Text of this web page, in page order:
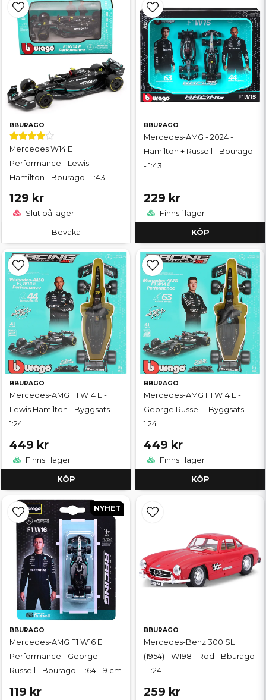
BBURAGO
Mercedes W14 E
Performance - Lewis
Hamilton - Bburago - 1:43
129 kr
Slut på lager
Bevaka
BBURAGO
Mercedes-AMG - 2024 -
Hamilton + Russell - Bburago
- 1:43
229 kr
Finns i lager
KÖP
BBURAGO
Mercedes-AMG F1 W14 E -
Lewis Hamilton - Byggsats -
1:24
449 kr
Finns i lager
KÖP
BBURAGO
Mercedes-AMG F1 W14 E -
George Russell - Byggsats -
1:24
449 kr
Finns i lager
KÖP
BBURAGO
Mercedes-AMG F1 W16 E
Performance - George
Russell - Bburago - 1:64 - 9 cm
119 kr
NYHET
BBURAGO
Mercedes-Benz 300 SL
(1954) - W198 - Röd - Bburago
- 1:24
259 kr